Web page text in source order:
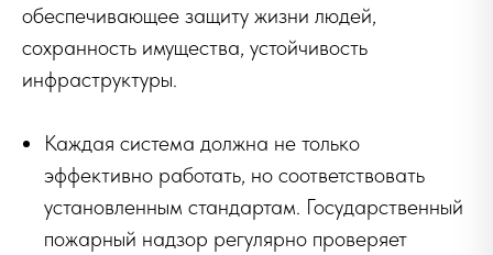
обеспечивающее защиту жизни людей,
сохранность имущества, устойчивость
инфраструктуры.
Каждая система должна не только
эффективно работать, но соответствовать
установленным стандартам. Государственный
пожарный надзор регулярно проверяет